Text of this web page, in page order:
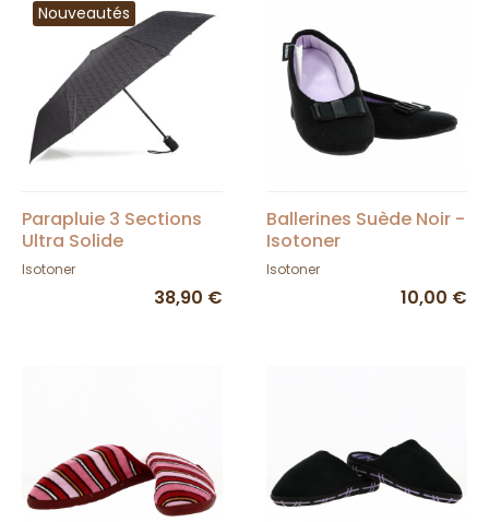
Nouveautés
Parapluie 3 Sections
Ultra Solide
Monogramme -
Isotoner
38,90 €
Ballerines Suède Noir -
Isotoner
Isotoner
10,00 €